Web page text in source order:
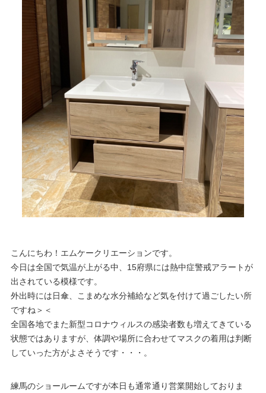
こんにちわ！エムケークリエーションです。
今日は全国で気温が上がる中、15府県には熱中症警戒アラートが
出されている模様です。
外出時には日傘、こまめな水分補給など気を付けて過ごしたい所
ですね＞＜
全国各地でまた新型コロナウィルスの感染者数も増えてきている
状態ではありますが、体調や場所に合わせてマスクの着用は判断
していった方がよさそうです・・・。
練馬のショールームですが本日も通常通り営業開始しておりま